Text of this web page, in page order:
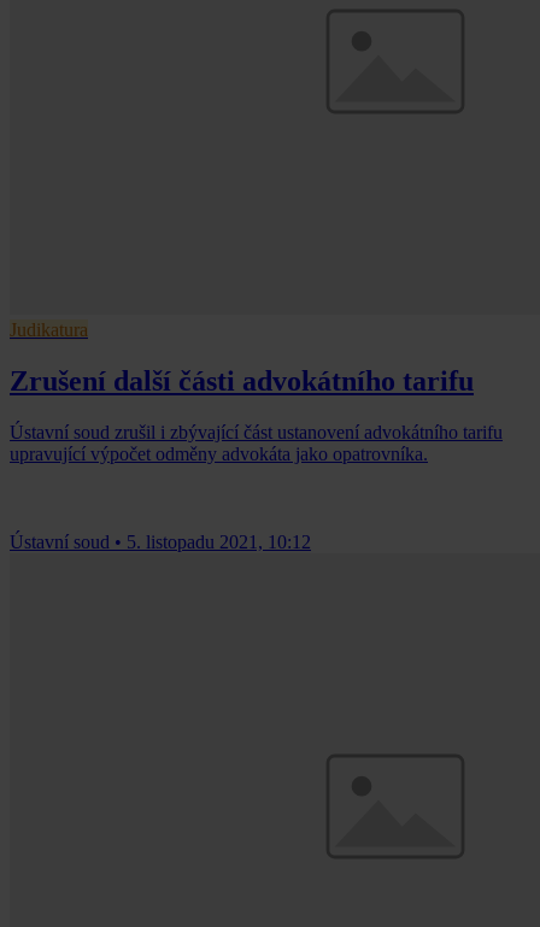
Judikatura
Zrušení další části advokátního tarifu
Ústavní soud zrušil i zbývající část ustanovení advokátního tarifu
upravující výpočet odměny advokáta jako opatrovníka.
Ústavní soud • 5. listopadu 2021, 10:12